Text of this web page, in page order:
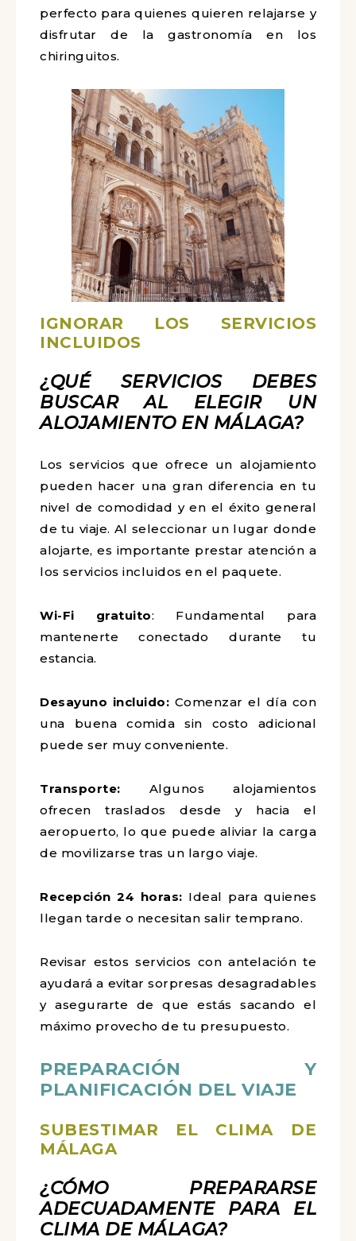
perfecto para quienes quieren relajarse y
disfrutar de la gastronomía en los
chiringuitos.
IGNORAR LOS SERVICIOS
INCLUIDOS
¿QUÉ SERVICIOS DEBES
BUSCAR AL ELEGIR UN
ALOJAMIENTO EN MÁLAGA?
Los servicios que ofrece un alojamiento
pueden hacer una gran diferencia en tu
nivel de comodidad y en el éxito general
de tu viaje. Al seleccionar un lugar donde
alojarte, es importante prestar atención a
los servicios incluidos en el paquete.
Wi-Fi gratuito: Fundamental para
mantenerte conectado durante tu
estancia.
Desayuno incluido: Comenzar el día con
una buena comida sin costo adicional
puede ser muy conveniente.
Transporte: Algunos alojamientos
ofrecen traslados desde y hacia el
aeropuerto, lo que puede aliviar la carga
de movilizarse tras un largo viaje.
Recepción 24 horas: Ideal para quienes
llegan tarde o necesitan salir temprano.
Revisar estos servicios con antelación te
ayudará a evitar sorpresas desagradables
y asegurarte de que estás sacando el
máximo provecho de tu presupuesto.
PREPARACIÓN Y
PLANIFICACIÓN DEL VIAJE
SUBESTIMAR EL CLIMA DE
MÁLAGA
¿CÓMO PREPARARSE
ADECUADAMENTE PARA EL
CLIMA DE MÁLAGA?